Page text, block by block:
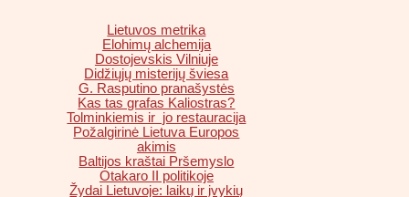
Lietuvos metrika
Elohimų alchemija
Dostojevskis Vilniuje
Didžiųjų misterijų šviesa
G. Rasputino pranašystės
Kas tas grafas Kaliostras?
Tolminkiemis ir jo restauracija
Požalgirinė Lietuva Europos
akimis
Baltijos kraštai Pršemyslo
Otakaro II politikoje
Žydai Lietuvoje: laikų ir įvykių